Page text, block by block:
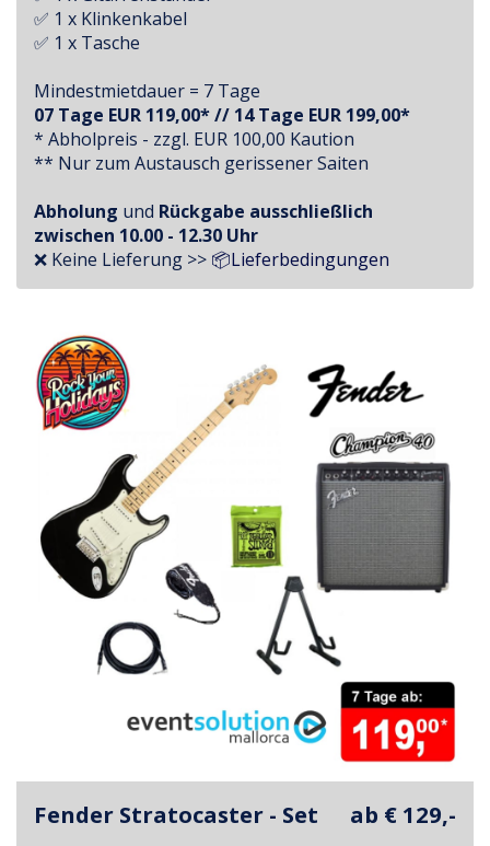
✅ 1 x Klinkenkabel
✅ 1 x Tasche
Mindestmietdauer = 7 Tage
07 Tage EUR 119,00* // 14 Tage EUR 199,00*
* Abholpreis - zzgl. EUR 100,00 Kaution
** Nur zum Austausch gerissener Saiten
Abholung und Rückgabe ausschließlich
zwischen 10.00 - 12.30 Uhr
❌ Keine Lieferung >> 📦Lieferbedingungen
Fender Stratocaster - Set ab € 129,-